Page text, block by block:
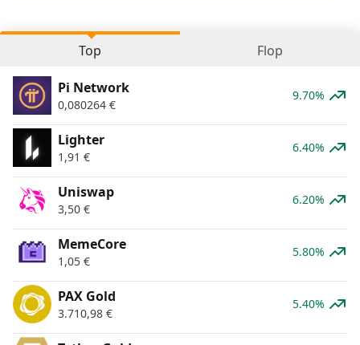
Top Flop
Pi Network
0,080264 €
9.70%
Lighter
1,91 €
6.40%
Uniswap
3,50 €
6.20%
MemeCore
1,05 €
5.80%
PAX Gold
3.710,98 €
5.40%